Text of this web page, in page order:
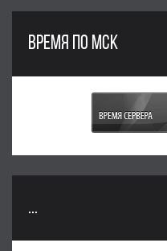
ВРЕМЯ ПО МСК
...